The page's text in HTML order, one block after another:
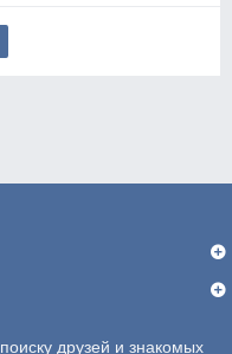
друзей и знакомых